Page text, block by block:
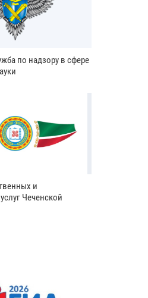
по надзору в сфере
и
Чеченской